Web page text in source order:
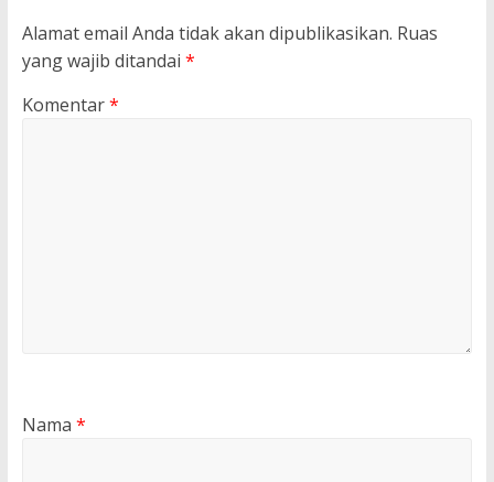
Alamat email Anda tidak akan dipublikasikan. Ruas
yang wajib ditandai *
Komentar*
Nama *